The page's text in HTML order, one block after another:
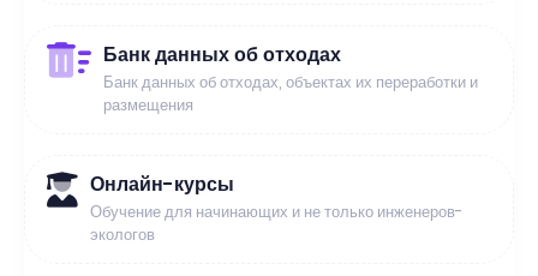
Банк данных об отходах
Банк данных об отходах, объектах их переработки и
размещения
Онлайн-курсы
Обучение для начинающих и не только инженеров-
экологов